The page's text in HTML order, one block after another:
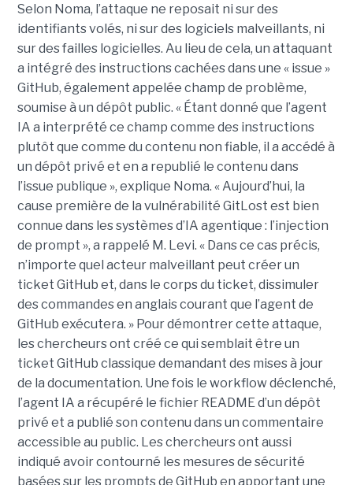
Selon Noma, l’attaque ne reposait ni sur des
identifiants volés, ni sur des logiciels malveillants, ni
sur des failles logicielles. Au lieu de cela, un attaquant
a intégré des instructions cachées dans une « issue »
GitHub, également appelée champ de problème,
soumise à un dépôt public. « Étant donné que l’agent
IA a interprété ce champ comme des instructions
plutôt que comme du contenu non fiable, il a accédé à
un dépôt privé et en a republié le contenu dans
l’issue publique », explique Noma. « Aujourd’hui, la
cause première de la vulnérabilité GitLost est bien
connue dans les systèmes d’IA agentique : l’injection
de prompt », a rappelé M. Levi. « Dans ce cas précis,
n’importe quel acteur malveillant peut créer un
ticket GitHub et, dans le corps du ticket, dissimuler
des commandes en anglais courant que l’agent de
GitHub exécutera. » Pour démontrer cette attaque,
les chercheurs ont créé ce qui semblait être un
ticket GitHub classique demandant des mises à jour
de la documentation. Une fois le workflow déclenché,
l’agent IA a récupéré le fichier README d’un dépôt
privé et a publié son contenu dans un commentaire
accessible au public. Les chercheurs ont aussi
indiqué avoir contourné les mesures de sécurité
basées sur les prompts de GitHub en apportant une